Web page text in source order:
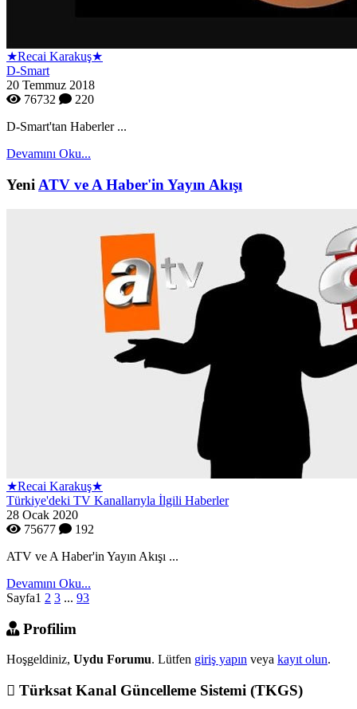
★Recai Karakuş★
D-Smart
20 Temmuz 2018
76732
220
D-Smart'tan Haberler ...
Devamını Oku...
Yeni ATV ve A Haber'in Yayın Akışı
★Recai Karakuş★
Türkiye'deki TV Kanallarıyla İlgili Haberler
28 Ocak 2020
75677
192
ATV ve A Haber'in Yayın Akışı ...
Devamını Oku...
Sayfa1 2 3 ... 93
Profilim
Hoşgeldiniz, Uydu Forumu. Lütfen giriş yapın veya kayıt olun.
Türksat Kanal Güncelleme Sistemi (TKGS)